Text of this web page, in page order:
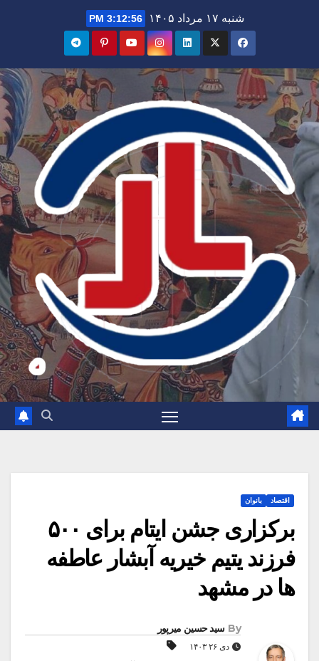
شنبه ۱۷ مرداد ۱۴۰۵ 3:12:58 PM
اقتصاد بانوان
برکزاری جشن ایتام برای ۵۰۰
فرزند یتیم خیریه آبشار عاطفه
ها در مشهد
By سید حسین میرپور
دی ۲۶ ۱۴۰۳